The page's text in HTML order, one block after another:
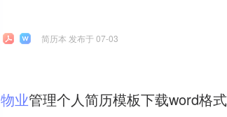
简历本 发布于 07-03
物业管理个人简历模板下载word格式